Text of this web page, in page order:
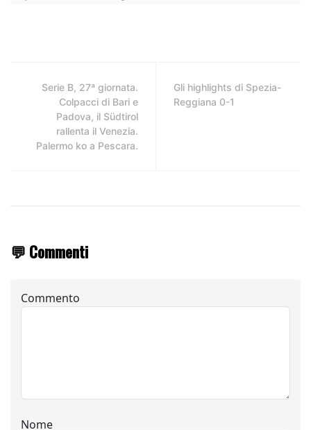
Serie B, 27ª giornata.
Colpacci di Bari e
Padova, il Südtirol
rallenta il Venezia.
Palermo ko a Pescara.
Gli highlights di Spezia-
Reggiana 0-1
💬 Commenti